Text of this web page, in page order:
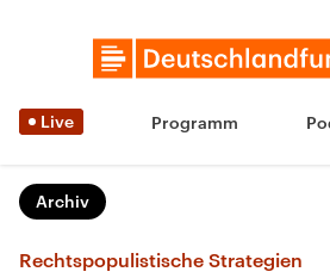
Live Programm
Archiv
Rechtspopulistische Strategien